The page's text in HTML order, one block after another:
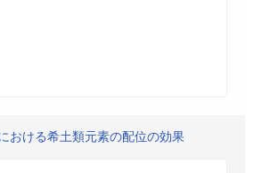
おける希土類元素の配位の効果